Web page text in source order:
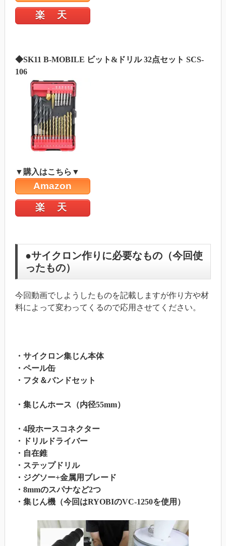
楽 天
◆SK11 B-MOBILE ビット&ドリル 32点セット SCS-
106
▼購入はこちら▼
Amazon
楽 天
●サイクロン作りに必要なもの（今回使
ったもの）
今回動画でしようしたものを記載しますが作り方や材
料によって変わってくるので応用させてください。
・サイクロン集じん本体
・ペール缶
・フタ＆バンドセット
・集じんホース（内径55mm）
・4段ホースコネクター
・ドリルドライバー
・自在錐
・ステップドリル
・ジグソー+金属用ブレード
・8mmのスパナなど2つ
・集じん機（今回はRYOBIのVC-1250を使用）